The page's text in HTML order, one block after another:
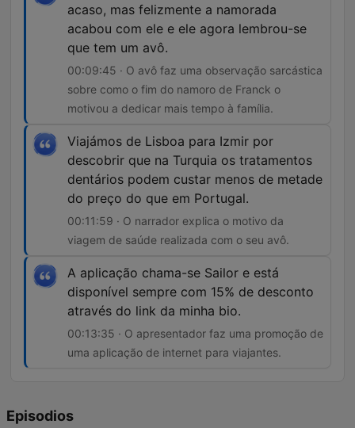
acaso, mas felizmente a namorada
acabou com ele e ele agora lembrou-se
que tem um avô.
00:09:45 · O avô faz uma observação sarcástica
sobre como o fim do namoro de Franck o
motivou a dedicar mais tempo à família.
Viajámos de Lisboa para Izmir por
descobrir que na Turquia os tratamentos
dentários podem custar menos de metade
do preço do que em Portugal.
00:11:59 · O narrador explica o motivo da
viagem de saúde realizada com o seu avô.
A aplicação chama-se Sailor e está
disponível sempre com 15% de desconto
através do link da minha bio.
00:13:35 · O apresentador faz uma promoção de
uma aplicação de internet para viajantes.
Episodios